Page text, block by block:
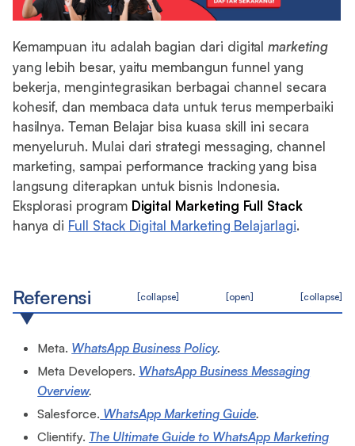
Kemampuan itu adalah bagian dari digitalmarketing
yang lebih besar, yaitu membangun funnel yang
bekerja, mengintegrasikan berbagai channel secara
kohesif, dan membaca data untuk terus memperbaiki
hasilnya. Teman Belajar bisa kuasa skill ini secara
menyeluruh. Mulai dari strategi messaging, channel
marketing, sampai performance tracking yang bisa
langsung diterapkan untuk bisnis Indonesia.
Eksplorasi program Digital Marketing Full Stack
hanya di Full Stack Digital Marketing Belajarlagi.
Referensi [collapse] [open] [collapse]
Meta. WhatsApp Business Policy.
Meta Developers. WhatsApp Business Messaging
Overview.
Salesforce. WhatsApp Marketing Guide.
Clientify. The Ultimate Guide to WhatsApp Marketing